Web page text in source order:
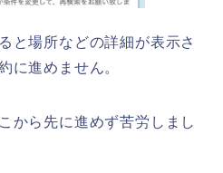
と場所などの詳細が表示さ
に進めません。
から先に進めず苦労しまし